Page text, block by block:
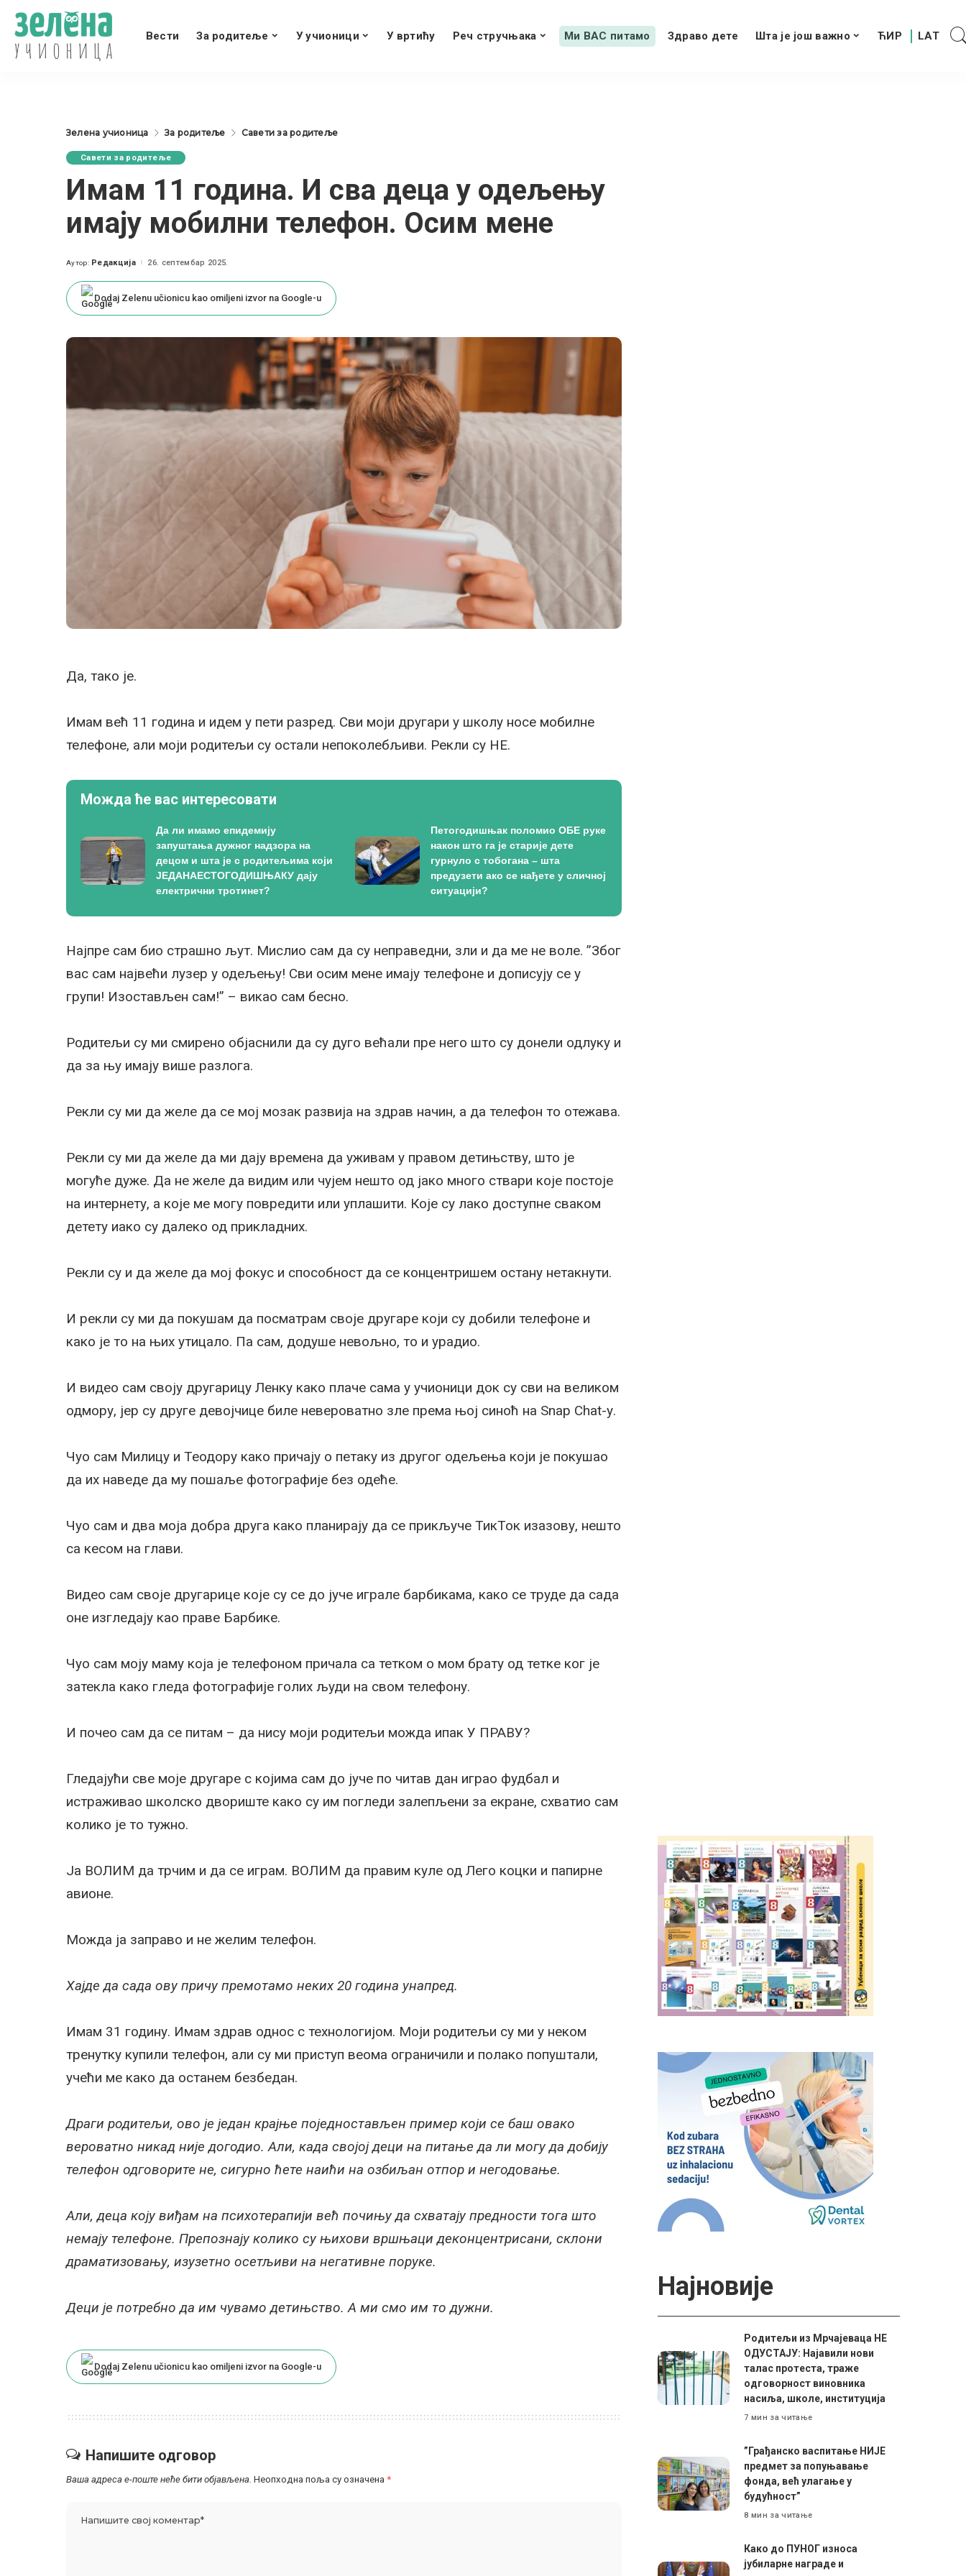
Вести За родитеље У учионици У вртићу Реч стручњака Ми ВАС питамо Здраво дете Шта је још важно
Зелена учионица За родитеље Савети за родитеље
Савети за родитеље
Имам 11 година. И сва деца у одељењу
имају мобилни телефон. Осим мене
Posted
Аутор: Редакција 26. септембар 2025.
Dodaj Zelenu učionicu kao omiljeni izvor na Google-u
Да, тако је.
Имам већ 11 година и идем у пети разред. Сви моји другари у школу носе мобилне
телефоне, али моји родитељи су остали непоколебљиви. Рекли су НЕ.
Можда ће вас интересовати
Да ли имамо епидемију
запуштања дужног надзора на
децом и шта је с родитељима који
ЈЕДАНАЕСТОГОДИШЊАКУ дају
електрични тротинет?
Петогодишњак поломио ОБЕ руке
након што га је старије дете
гурнуло с тобогана – шта
предузети ако се нађете у сличној
ситуацији?
Најпре сам био страшно љут. Мислио сам да су неправедни, зли и да ме не воле. ”Због
вас сам највећи лузер у одељењу! Сви осим мене имају телефоне и дописују се у
групи! Изостављен сам!” – викао сам бесно.
Родитељи су ми смирено објаснили да су дуго већали пре него што су донели одлуку и
да за њу имају више разлога.
Рекли су ми да желе да се мој мозак развија на здрав начин, а да телефон то отежава.
Рекли су ми да желе да ми дају времена да уживам у правом детињству, што је
могуће дуже. Да не желе да видим или чујем нешто од јако много ствари које постоје
на интернету, а које ме могу повредити или уплашити. Које су лако доступне сваком
детету иако су далеко од прикладних.
Рекли су и да желе да мој фокус и способност да се концентришем остану нетакнути.
И рекли су ми да покушам да посматрам своје другаре који су добили телефоне и
како је то на њих утицало. Па сам, додуше невољно, то и урадио.
И видео сам своју другарицу Ленку како плаче сама у учионици док су сви на великом
одмору, јер су друге девојчице биле невероватно зле према њој синоћ на Snap Chat-у.
Чуо сам Милицу и Теодору како причају о петаку из другог одељења који је покушао
да их наведе да му пошаље фотографије без одеће.
Чуо сам и два моја добра друга како планирају да се прикључе ТикТок изазову, нешто
са кесом на глави.
Видео сам своје другарице које су се до јуче играле барбикама, како се труде да сада
оне изгледају као праве Барбике.
Чуо сам моју маму која је телефоном причала са тетком о мом брату од тетке ког је
затекла како гледа фотографије голих људи на свом телефону.
И почео сам да се питам – да нису моји родитељи можда ипак У ПРАВУ?
Гледајући све моје другаре с којима сам до јуче по читав дан играо фудбал и
истраживао школско двориште како су им погледи залепљени за екране, схватио сам
колико је то тужно.
Ја ВОЛИМ да трчим и да се играм. ВОЛИМ да правим куле од Лего коцки и папирне
авионе.
Можда ја заправо и не желим телефон.
Хајде да сада ову причу премотамо неких 20 година унапред.
Имам 31 годину. Имам здрав однос с технологијом. Моји родитељи су ми у неком
тренутку купили телефон, али су ми приступ веома ограничили и полако попуштали,
учећи ме како да останем безбедан.
Драги родитељи, ово је један крајње поједностављен пример који се баш овако
вероватно никад није догодио. Али, када својој деци на питање да ли могу да добију
телефон одговорите не, сигурно ћете наићи на озбиљан отпор и негодовање.
Али, деца коју виђам на психотерапији већ почињу да схватају предности тога што
немају телефоне. Препознају колико су њихови вршњаци деконцентрисани, склони
драматизовању, изузетно осетљиви на негативне поруке.
Деци је потребно да им чувамо детињство. А ми смо им то дужни.
Dodaj Zelenu učionicu kao omiljeni izvor na Google-u
Напишите одговор
Ваша адреса е-поште неће бити објављена. Неопходна поља су означена *
Најновије
Родитељи из Мрчајеваца НЕ
ОДУСТАЈУ: Најавили нови
талас протеста, траже
одговорност виновника
насиља, школе, институција
7 мин за читање
”Грађанско васпитање НИЈЕ
предмет за попуњавање
фонда, већ улагање у
будућност”
8 мин за читање
Како до ПУНОГ износа
јубиларне награде и